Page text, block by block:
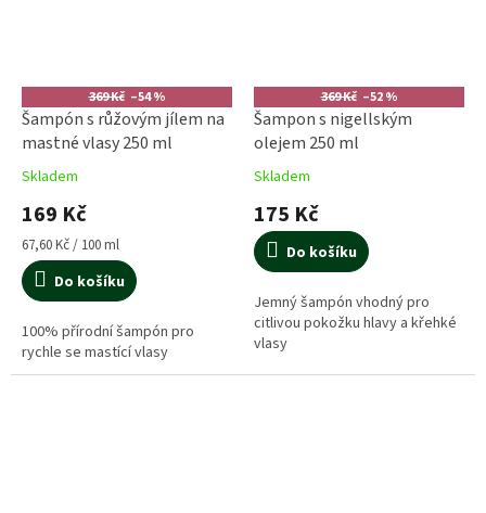
369 Kč –54 %
Šampón s růžovým jílem na
mastné vlasy 250 ml
Skladem
169 Kč
Měrná
cena:
67,60 Kč / 100 ml
Do košíku
100% přírodní šampón pro
rychle se mastící vlasy
369 Kč –52 %
Šampon s nigellským
olejem 250 ml
Skladem
175 Kč
Do košíku
Jemný šampón vhodný pro
citlivou pokožku hlavy a křehké
vlasy